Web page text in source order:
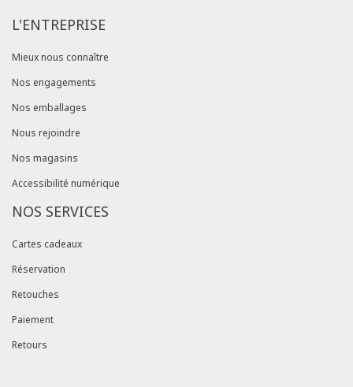
L'ENTREPRISE
Mieux nous connaître
Nos engagements
Nos emballages
Nous rejoindre
Nos magasins
Accessibilité numérique
NOS SERVICES
Cartes cadeaux
Réservation
Retouches
Paiement
Retours